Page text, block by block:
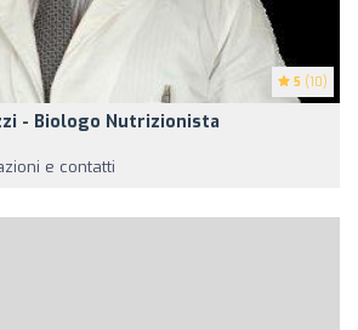
5 (10)
- Biologo Nutrizionista
e contatti